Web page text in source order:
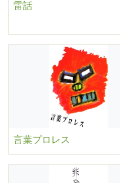
雷話
言葉プロレス